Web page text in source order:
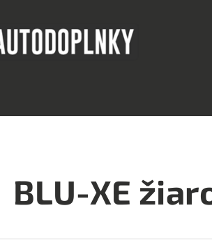
BLU-XE